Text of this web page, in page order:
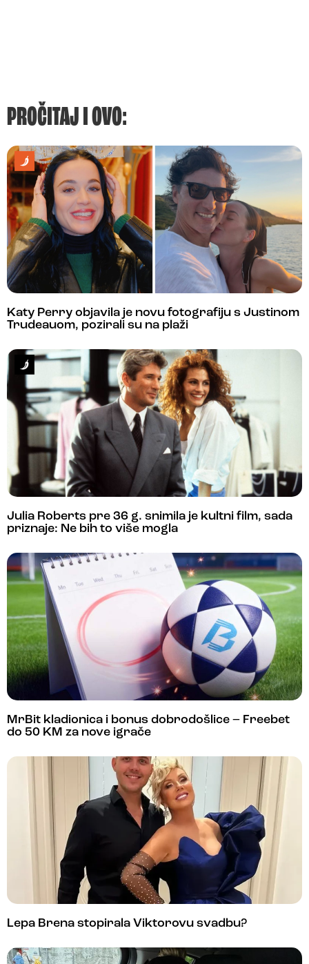
PROČITAJ I OVO:
Katy Perry objavila je novu fotografiju s Justinom
Trudeauom, pozirali su na plaži
Julia Roberts pre 36 g. snimila je kultni film, sada
priznaje: Ne bih to više mogla
MrBit kladionica i bonus dobrodošlice – Freebet
do 50 KM za nove igrače
Lepa Brena stopirala Viktorovu svadbu?